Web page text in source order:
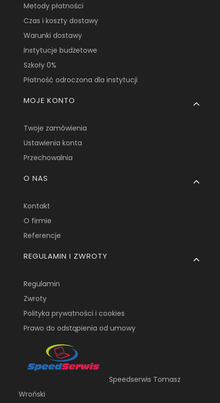
Metody płatności
Czas i koszty dostawy
Warunki dostawy
Instytucje budżetowe
Szkoły 0%
Płatność odroczona dla instytucji
MOJE KONTO
Twoje zamówienia
Ustawienia konta
Przechowalnia
O NAS
Kontakt
O firmie
Referencje
REGULAMIN I ZWROTY
Regulamin
Zwroty
Polityka prywatności i cookies
Prawo do odstąpienia od umowy
Speedserwis Tomasz
Wroński